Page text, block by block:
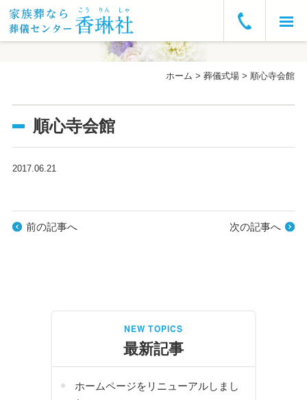
葬儀プラン・費用
葬儀の流れ
よくあるご質問
ホーム >葬儀式場 > 順心寺会館
順心寺会館
2017.06.21
前の記事へ 次の記事へ
NEW TOPICS
最新記事
ホームページをリニューアルしまし